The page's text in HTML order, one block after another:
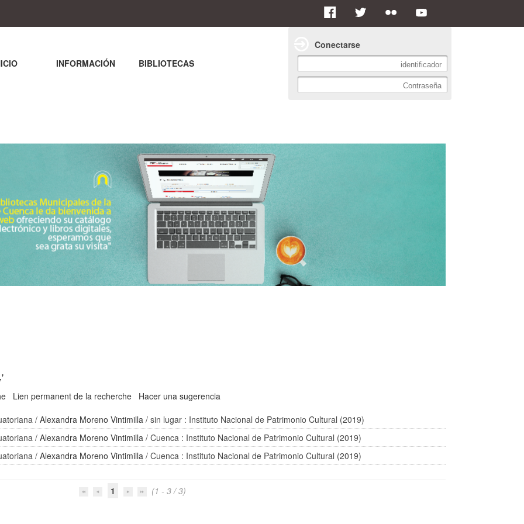
Lien permanent de la recherche
Hacer una sugerencia
/Alexandra Moreno Vintimilla / sin lugar : Instituto Nacional de Patrimonio Cultural (2019)
/Alexandra Moreno Vintimilla / Cuenca : Instituto Nacional de Patrimonio Cultural (2019)
/Alexandra Moreno Vintimilla / Cuenca : Instituto Nacional de Patrimonio Cultural (2019)
1 (1 - 3 / 3)
INFORMACIÓN BIBLIOTECAS
Conectarse